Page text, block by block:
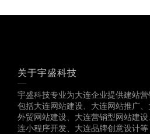
关于宇盛科技
宇盛科技专业为大连企业提供建站
包括大连网站建设、大连网站推广
外贸网站建设、大连营销型网站建
连小程序开发、大连品牌创意设计